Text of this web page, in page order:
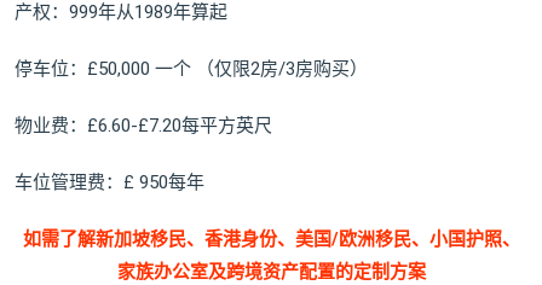
产权：999年从1989年算起
停车位：£50,000 一个 （仅限2房/3房购买）
物业费：£6.60-£7.20每平方英尺
车位管理费：£ 950每年
如需了解新加坡移民、香港身份、美国/欧洲移民、小国护照、
家族办公室及跨境资产配置的定制方案